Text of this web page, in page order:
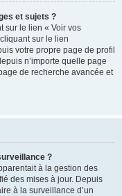
et sujets ?
sur le lien « Voir vos
sur le lien
votre propre page de profil
n’importe quelle page
de recherche avancée et
?
à la gestion des
des mises à jour. Depuis
à la surveillance d’un